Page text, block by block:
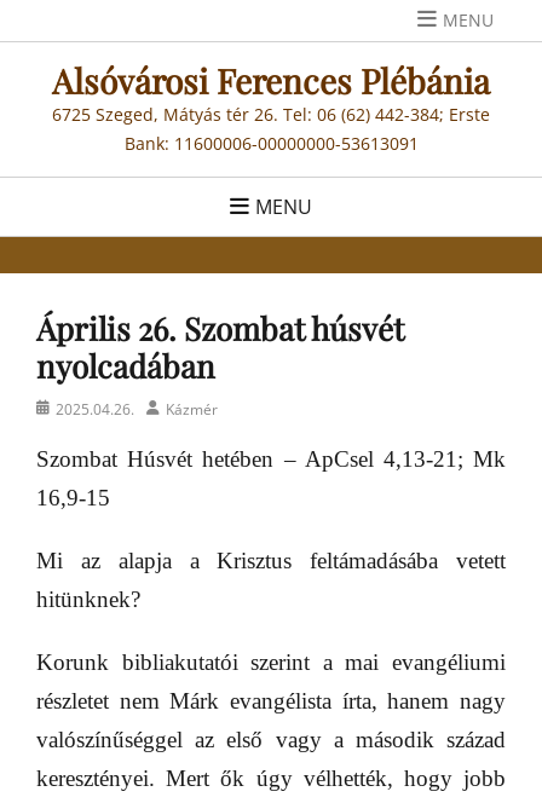
to
content
MENU
Alsóvárosi Ferences Plébánia
6725 Szeged, Mátyás tér 26. Tel: 06 (62) 442-384; Erste
Bank: 11600006-00000000-53613091
MENU
Április 26. Szombat húsvét
nyolcadában
Posted2025.04.26. AuthorKázmér
Szombat Húsvét hetében – ApCsel 4,13-21; Mk
16,9-15
Mi az alapja a Krisztus feltámadásába vetett
hitünknek?
Korunk bibliakutatói szerint a mai evangéliumi
részletet nem Márk evangélista írta, hanem nagy
valószínűséggel az első vagy a második század
keresztényei. Mert ők úgy vélhették, hogy jobb